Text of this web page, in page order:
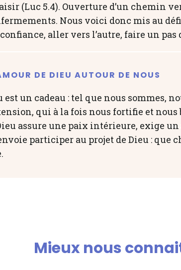
(Luc 5.4). Ouverture d’un chemin
Nous voici donc mis au
aller vers l’autre, faire un pas
DE DIEU AUTOUR DE NOUS
est un cadeau : tel que nous sommes,
qui à la fois nous fortifie et nous
assure une paix intérieure, exige
participer au projet de Dieu : que
Mieux nous